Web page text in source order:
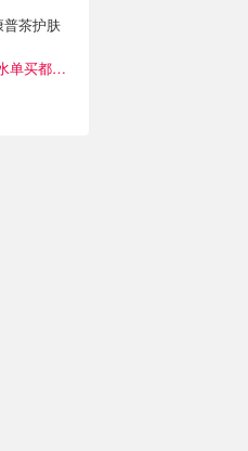
茶护肤
真的很划算！红茶水单买都要£35！